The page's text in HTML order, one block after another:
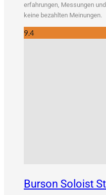
erfah­run­gen, Mes­sun­gen
kei­ne bezahl­ten Meinungen.
9.4
Burson Soloist